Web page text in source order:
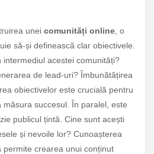
unei comunități online , o
să-și definească clar obiectivele.
acestei comunități?
de lead-uri? Îmbunătățirea
obiectivelor este crucială pentru
succesul. În paralel, este
publicul țintă. Cine sunt acești
și nevoile lor? Cunoașterea
permite crearea unui conținut